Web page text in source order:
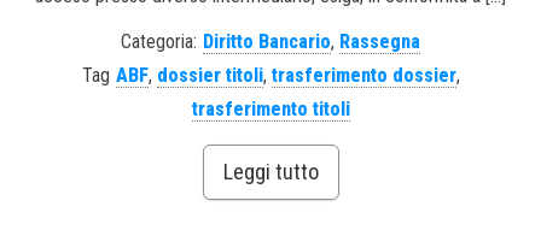
Categoria: Diritto Bancario, Rassegna
Tag ABF, dossier titoli, trasferimento dossier,
trasferimento titoli
Leggi tutto